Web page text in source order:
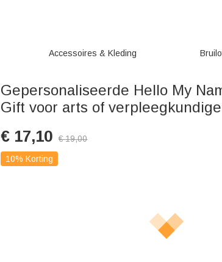
Accessoires & Kleding
Gepersonaliseerde Hello My
Gift voor arts of verpleegkundige
€ 17,10 €19,00
10% Korting